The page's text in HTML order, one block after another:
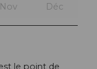
Nov Déc
le point de